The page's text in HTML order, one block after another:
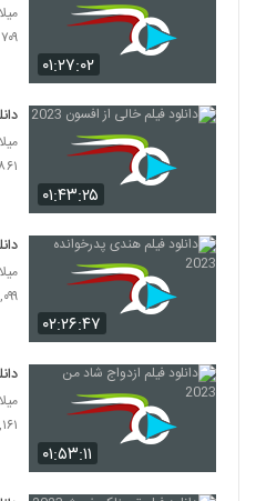
۰۱:۲۷:۰۲
۷۰۹ بازدید
۰۱:۴۳:۲۵
۸۶۱ بازدید
۰۲:۲۶:۴۷
۱,۰۹۹
۰۱:۵۳:۱۱
۱,۱۶۱